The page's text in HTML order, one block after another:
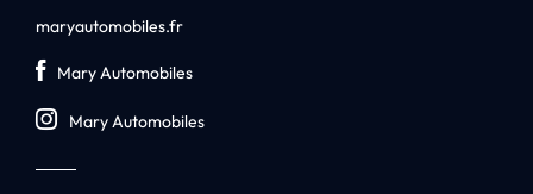
maryautomobiles.fr
Mary Automobiles
Mary Automobiles